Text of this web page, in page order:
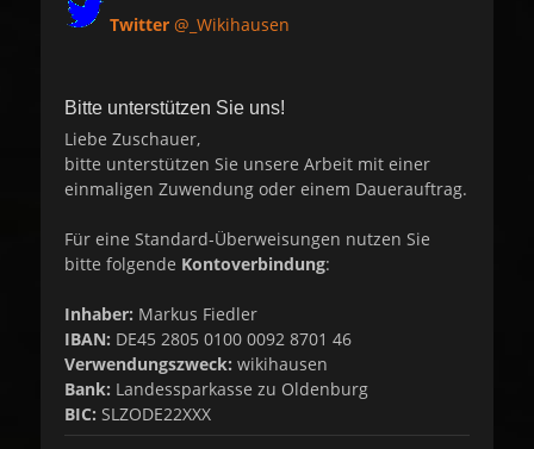
Twitter @_Wikihausen
Bitte unterstützen Sie uns!
Liebe Zuschauer,
bitte unterstützen Sie unsere Arbeit mit einer
einmaligen Zuwendung oder einem Dauerauftrag.
Für eine Standard-Überweisungen nutzen Sie
bitte folgende Kontoverbindung:
Inhaber: Markus Fiedler
IBAN: DE45 2805 0100 0092 8701 46
Verwendungszweck: wikihausen
Bank: Landessparkasse zu Oldenburg
BIC: SLZODE22XXX